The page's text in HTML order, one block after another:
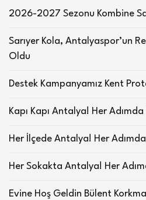
2026-2027 Sezonu Kombine
Sarıyer Kola, Antalyaspor’un
Oldu
Destek Kampanyamız Kent
Kapı Kapı Antalya! Her
Her İlçede Antalya! Her
Her Sokakta Antalya! Her
Evine Hoş Geldin Bülent